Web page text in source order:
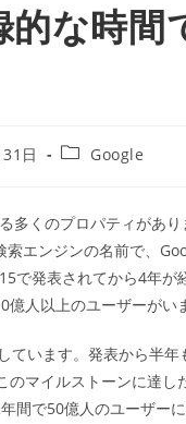
な時間
日
投
テ
ゴ
リ
ー:
Google
多くのプロパティがあ
エンジンの名前で、
で発表されてから4年
人以上のユーザーがい
います。発表から半
マイルストーンに達
間で50億人のユーザー